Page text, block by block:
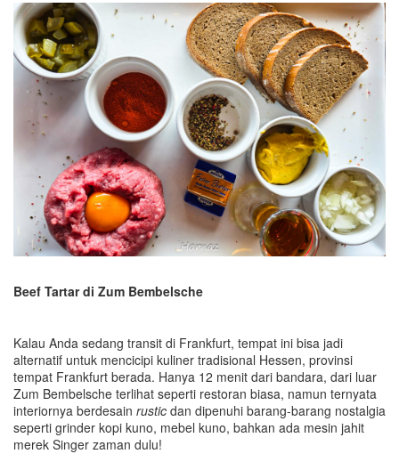
Beef Tartar di Zum Bembelsche
Kalau Anda sedang transit di Frankfurt, tempat ini bisa jadi
alternatif untuk mencicipi kuliner tradisional Hessen, provinsi
tempat Frankfurt berada. Hanya 12 menit dari bandara, dari luar
Zum Bembelsche terlihat seperti restoran biasa, namun ternyata
interiornya berdesain rustic dan dipenuhi barang-barang nostalgia
seperti grinder kopi kuno, mebel kuno, bahkan ada mesin jahit
merek Singer zaman dulu!